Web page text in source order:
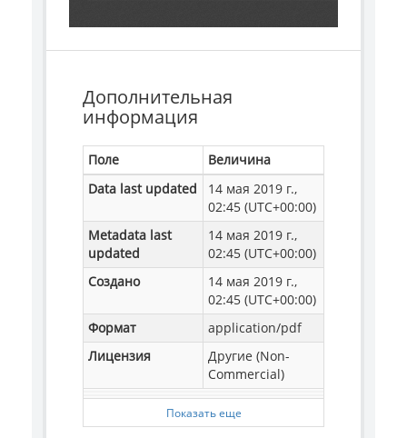
Дополнительная
информация
Поле
Величина
Data last updated
14 мая 2019 г.,
02:45 (UTC+00:00)
Metadata last
updated
14 мая 2019 г.,
02:45 (UTC+00:00)
Создано
14 мая 2019 г.,
02:45 (UTC+00:00)
Формат
application/pdf
Лицензия
Другие (Non-
Commercial)
Показать еще